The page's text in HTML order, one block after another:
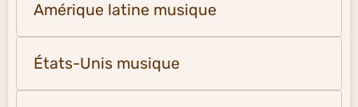
Amérique latine musique
États-Unis musique